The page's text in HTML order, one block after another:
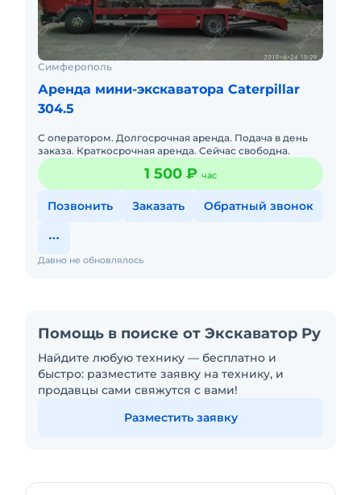
Симферополь
Аренда мини-экскаватора Caterpillar
304.5
С оператором. Долгосрочная аренда. Подача в день
заказа. Краткосрочная аренда. Сейчас свободна.
1 500 ₽ час
Позвонить Заказать Обратный звонок
Давно не обновлялось
Помощь в поиске от Экскаватор Ру
Найдите любую технику — бесплатно и
быстро: разместите заявку на технику, и
продавцы сами свяжутся с вами!
Разместить заявку